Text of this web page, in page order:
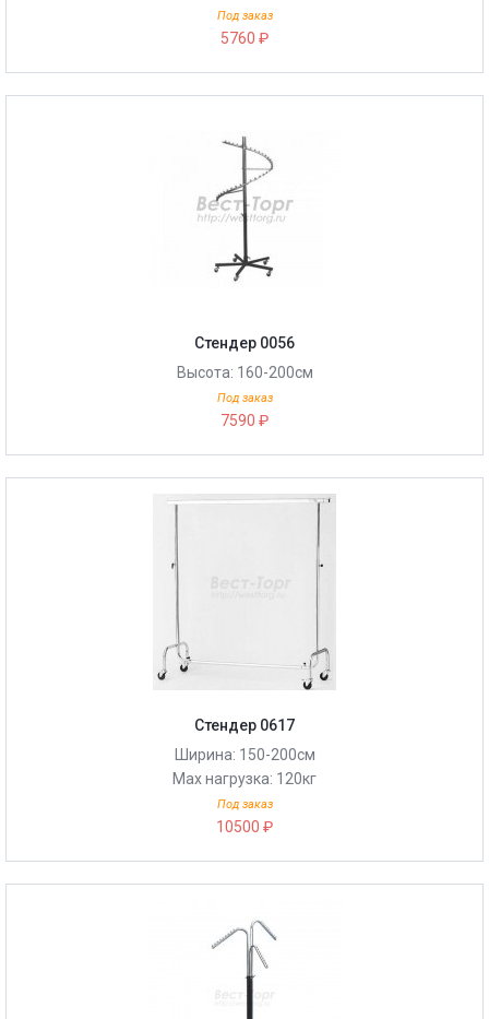
Под заказ
5760 ₽
Стендер 0056
Высота: 160-200см
Под заказ
7590 ₽
Стендер 0617
Ширина: 150-200см
Max нагрузка: 120кг
Под заказ
10500 ₽